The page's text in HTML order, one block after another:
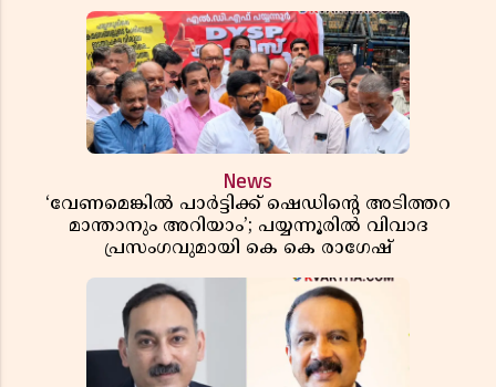
News
‘വേണമെങ്കിൽ പാർട്ടിക്ക് ഷെഡിൻ്റെ അടിത്തറ
മാന്താനും അറിയാം’; പയ്യന്നൂരിൽ വിവാദ
പ്രസംഗവുമായി കെ കെ രാഗേഷ്